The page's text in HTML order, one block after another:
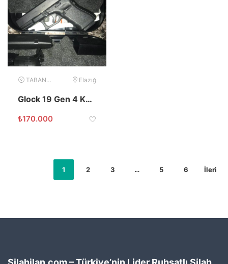
TABANCA Elazığ
Glock 19 Gen 4 Kamu Görevlisinden Satılık
₺170.000
1 2 3 … 5 6 İleri